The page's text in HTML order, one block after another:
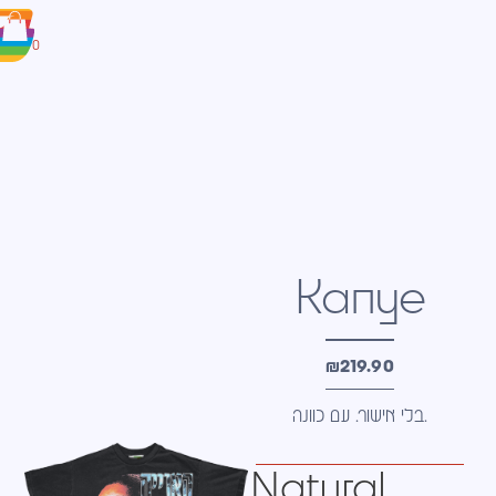
0
Kanye
₪219.90
בלי אישור. עם כוונה.